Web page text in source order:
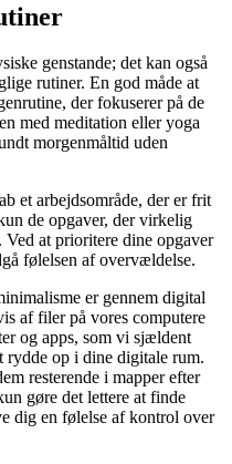
genstande; det kan også
rutiner. En god måde at
der fokuserer på de
med meditation eller yoga
morgenmåltid uden
et arbejdsområde, der er frit
de opgaver, der virkelig
at prioritere dine opgaver
følelsen af overvældelse.
er gennem digital
af filer på vores computere
og apps, som vi sjældent
rydde op i dine digitale rum.
resterende i mapper efter
gøre det lettere at finde
dig en følelse af kontrol over